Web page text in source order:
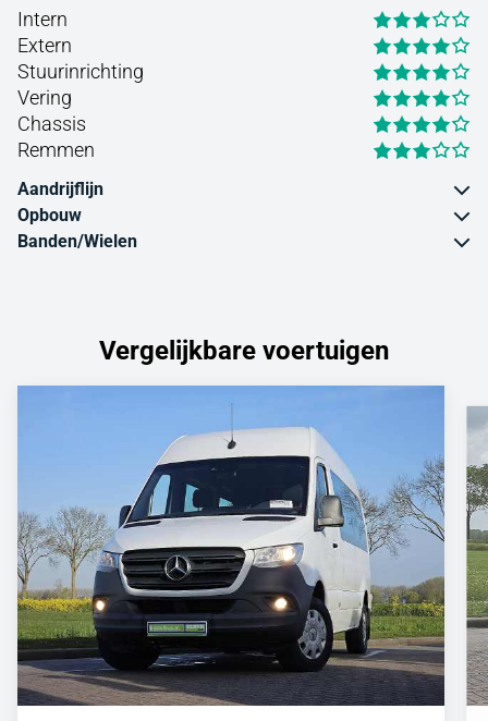
Intern
Extern
Stuurinrichting
Vering
Chassis
Remmen
Aandrijflijn
Opbouw
Banden/Wielen
Vergelijkbare voertuigen